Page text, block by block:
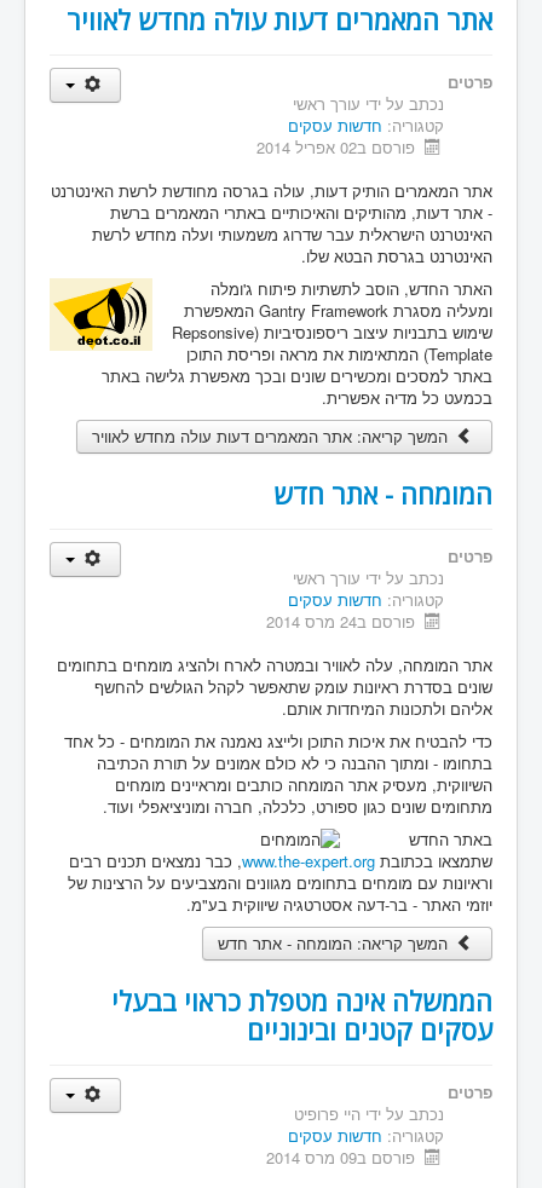
אתר המאמרים דעות עולה מחדש לאוויר
פרטים
נכתב על ידי עורך ראשי
קטגוריה: חדשות עסקים
פורסם ב02 אפריל 2014
אתר המאמרים הותיק דעות, עולה בגרסה מחודשת לרשת האינטרנט
- אתר דעות, מהותיקים והאיכותיים באתרי המאמרים ברשת
האינטרנט הישראלית עבר שדרוג משמעותי ועלה מחדש לרשת
האינטרנט בגרסת הבטא שלו.
האתר החדש, הוסב לתשתיות פיתוח ג'ומלה
ומעליה מסגרת Gantry Framework המאפשרת
שימוש בתבניות עיצוב ריספונסיביות (Repsonsive
Template) המתאימות את מראה ופריסת התוכן
באתר למסכים ומכשירים שונים ובכך מאפשרת גלישה באתר
בכמעט כל מדיה אפשרית.
המשך קריאה: אתר המאמרים דעות עולה מחדש לאוויר
המומחה - אתר חדש
פרטים
נכתב על ידי עורך ראשי
קטגוריה: חדשות עסקים
פורסם ב24 מרס 2014
אתר המומחה, עלה לאוויר ובמטרה לארח ולהציג מומחים בתחומים
שונים בסדרת ראיונות עומק שתאפשר לקהל הגולשים להחשף
אליהם ולתכונות המיחדות אותם.
כדי להבטיח את איכות התוכן ולייצג נאמנה את המומחים - כל אחד
בתחומו - ומתוך ההבנה כי לא כולם אמונים על תורת הכתיבה
השיווקית, מעסיק אתר המומחה כותבים ומראיינים מומחים
מתחומים שונים כגון ספורט, כלכלה, חברה ומוניציאפלי ועוד.
באתר החדש
שתמצאו בכתובת www.the-expert.org, כבר נמצאים תכנים רבים
וראיונות עם מומחים בתחומים מגוונים והמצביעים על הרצינות של
יוזמי האתר - בר-דעה אסטרטגיה שיווקית בע"מ.
המשך קריאה: המומחה - אתר חדש
הממשלה אינה מטפלת כראוי בבעלי
עסקים קטנים ובינוניים
פרטים
נכתב על ידי היי פרופיט
קטגוריה: חדשות עסקים
פורסם ב09 מרס 2014